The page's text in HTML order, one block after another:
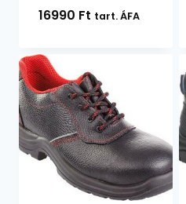
16990 Ft tart. ÁFA